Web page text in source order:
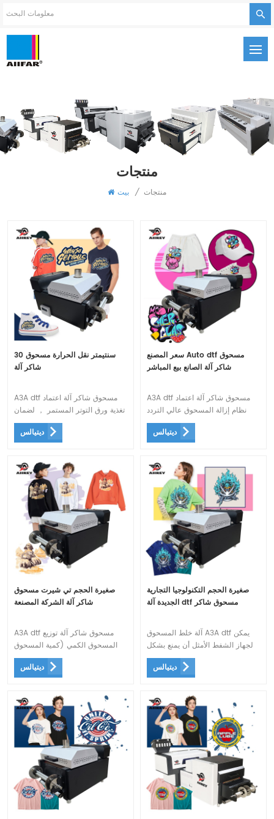
منتجات
بيت / منتجات
30 سنتيمتر نقل الحرارة مسحوق
شاكر آلة
A3A dtf مسحوق شاكر آلة اعتماد
تغذية ورق التوتر المستمر ， لضمان
أن الحبر الأبيض اللون في مكانه
ديتيالس
سعر المصنع Auto dtf مسحوق
شاكر آلة الصانع بيع المباشر
A3A dtf مسحوق شاكر آلة اعتماد
نظام إزالة المسحوق عالي التردد
لتقليل الضوضاء.
ديتيالس
صغيرة الحجم تي شيرت مسحوق
شاكر آلة الشركة المصنعة
A3A dtf مسحوق شاكر آلة توزيع
المسحوق الكمي (كمية المسحوق
التي يتحكم فيها مستشعر الوزن ، مع
أجهزة منع المسحوق على كلا
المسحوق اليدوي ، وإزالة المسحوق
الخفقان ، والسرعة القابلة للتعديل)
ديتيالس
صغيرة الحجم التكنولوجيا التجارية
الجديدة آلة dtf مسحوق شاكر
آلة خلط المسحوق A3A dtf يمكن
لجهاز الشفط الأمثل أن يمنع بشكل
أفضل فيلم الطباعة من الانزلاق.
ويمكنه تلقائيًا إصلاح انحراف الورق
ديتيالس